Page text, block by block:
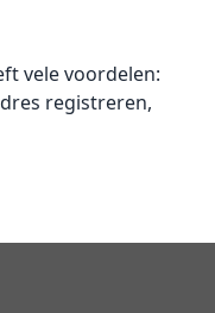
vele voordelen:
registreren,